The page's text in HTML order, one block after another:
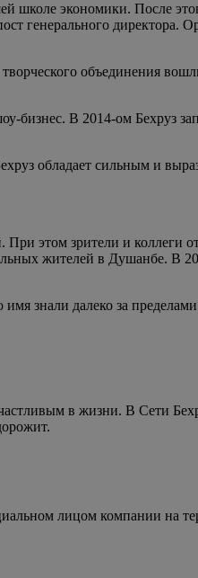
школе экономики. После
директора.
объединения
бизнес. В 2014-ом Бехруз
обладает сильным и
этом зрители и коллеги
жителей в Душанбе. В
знали далеко за
в жизни. В Сети
лицом компании на